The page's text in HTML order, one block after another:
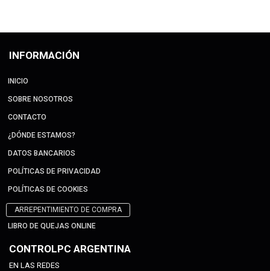
INFORMACIÓN
INICIO
SOBRE NOSOTROS
CONTACTO
¿DÓNDE ESTAMOS?
DATOS BANCARIOS
POLÍTICAS DE PRIVACIDAD
POLÍTICAS DE COOKIES
ARREPENTIMIENTO DE COMPRA
LIBRO DE QUEJAS ONLINE
CONTROLPC ARGENTINA
EN LAS REDES